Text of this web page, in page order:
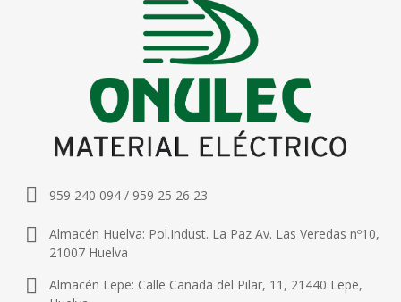
959 240 094 / 959 25 26 23
Almacén Huelva: Pol.Indust. La Paz Av. Las Veredas nº10,
21007 Huelva
Almacén Lepe: Calle Cañada del Pilar, 11, 21440 Lepe,